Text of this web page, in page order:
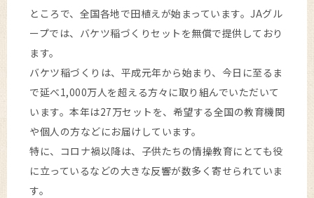
ところで、全国各地で田植えが始まっています。JAグル
ープでは、バケツ稲づくりセットを無償で提供しており
ます。
バケツ稲づくりは、平成元年から始まり、今日に至るま
で延べ1,000万人を超える方々に取り組んでいただいて
います。本年は27万セットを、希望する全国の教育機関
や個人の方などにお届けしています。
特に、コロナ禍以降は、子供たちの情操教育にとても役
に立っているなどの大きな反響が数多く寄せられていま
す。